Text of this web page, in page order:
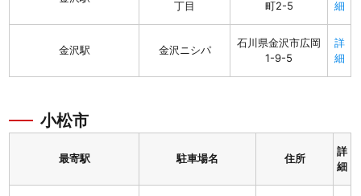
丁目
町2-5
細
金沢駅 金沢ニシパ
石川県金沢市広岡
1-9-5
詳
細
小松市
最寄駅 駐車場名 住所
詳
細